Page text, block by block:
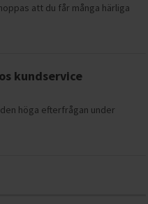
att du får många härliga
kundservice
höga efterfrågan under